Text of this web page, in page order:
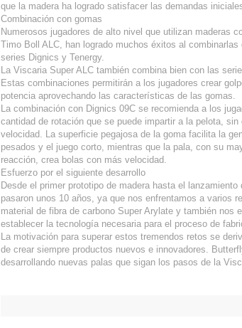
que la madera ha logrado satisfacer las demandas
Combinación con gomas
Numerosos jugadores de alto nivel que utilizan maderas
Timo Boll ALC, han logrado muchos éxitos al combinarlas
series Dignics y Tenergy.
La Viscaria Super ALC también combina bien con las
Estas combinaciones permitirán a los jugadores crear
potencia aprovechando las características de las gomas.
La combinación con Dignics 09C se recomienda a los
cantidad de rotación que se puede impartir a la pelota, sin
velocidad. La superficie pegajosa de la goma facilita la
pesados y el juego corto, mientras que la pala, con su
reacción, crea bolas con más velocidad.
Esfuerzo por el siguiente desarrollo
Desde el primer prototipo de madera hasta el
pasaron unos 10 años, ya que nos enfrentamos a varios
material de fibra de carbono Super Arylate y también nos
establecer la tecnología necesaria para el proceso de
La motivación para superar estos tremendos retos se
de crear siempre productos nuevos e innovadores.
desarrollando nuevas palas que sigan los pasos de la